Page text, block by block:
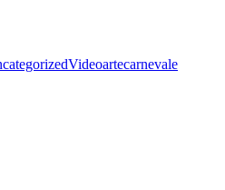
Videoartecarnevale